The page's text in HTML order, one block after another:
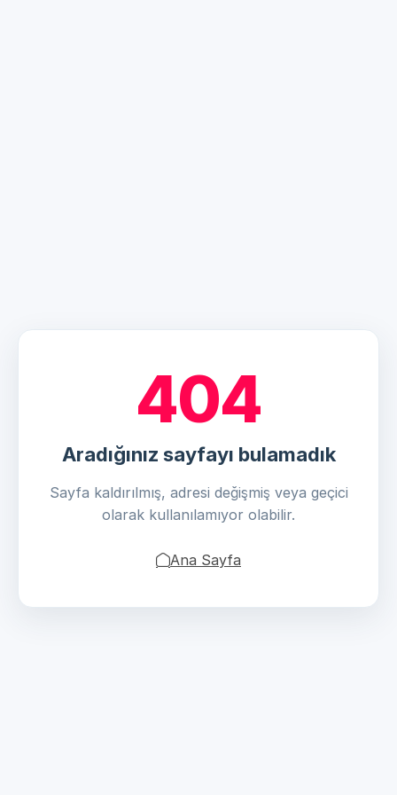
404
Aradığınız sayfayı bulamadık
Sayfa kaldırılmış, adresi değişmiş veya geçici
olarak kullanılamıyor olabilir.
Ana Sayfa